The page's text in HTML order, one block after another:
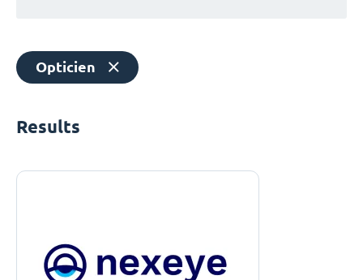
Opticien
Results